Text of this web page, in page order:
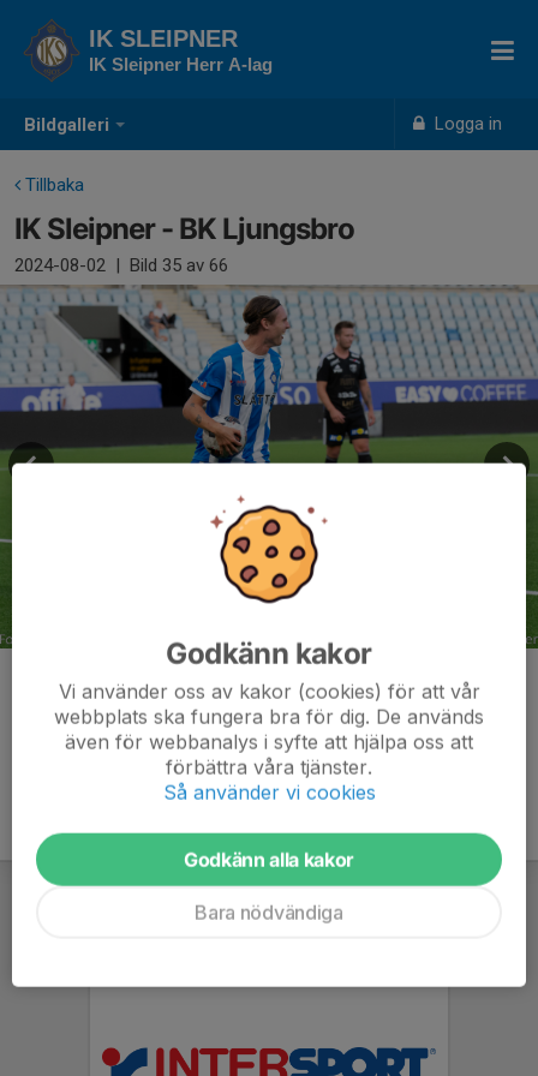
Bildgalleri Logga in
IK SLEIPNER
IK Sleipner Herr A-lag
Tillbaka
IK Sleipner - BK Ljungsbro
2024-08-02 | Bild 35 av 66
Kommentarer
Godkänn kakor
Vi använder oss av kakor (cookies) för att vår
webbplats ska fungera bra för dig. De används
även för webbanalys i syfte att hjälpa oss att
förbättra våra tjänster.
Så använder vi cookies
Godkänn alla kakor
Bara nödvändiga